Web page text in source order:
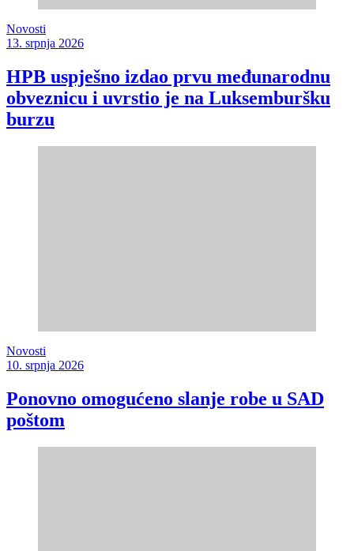
Novosti
13. srpnja 2026
HPB uspješno izdao prvu međunarodnu
obveznicu i uvrstio je na Luksemburšku
burzu
Novosti
10. srpnja 2026
Ponovno omogućeno slanje robe u SAD
poštom